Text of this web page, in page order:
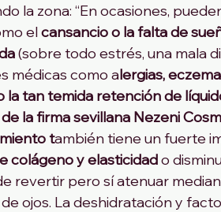
la zona: “En ocasiones,
el cansancio o la falta de
(sobre todo estrés, una mala
médicas como alergias,
la tan temida retención de
la firma sevillana Nezeni
también tiene un fuerte
colágeno y elasticidad o
revertir pero sí atenuar
ojos. La deshidratación y